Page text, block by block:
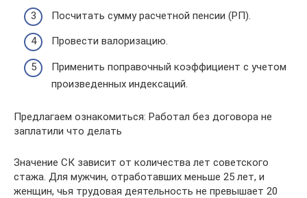
Посчитать сумму расчетной пенсии (РП).
Провести валоризацию.
Применить поправочный коэффициент с учетом
произведенных индексаций.
Предлагаем ознакомиться: Работал без договора не
заплатили что делать
Значение СК зависит от количества лет советского
стажа. Для мужчин, отработавших меньше 25 лет, и
женщин, чья трудовая деятельность не превышает 20